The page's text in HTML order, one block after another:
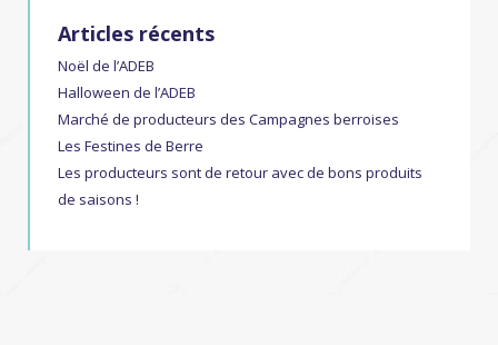
Articles récents
Noël de l’ADEB
Halloween de l’ADEB
Marché de producteurs des Campagnes berroises
Les Festines de Berre
Les producteurs sont de retour avec de bons produits
de saisons !